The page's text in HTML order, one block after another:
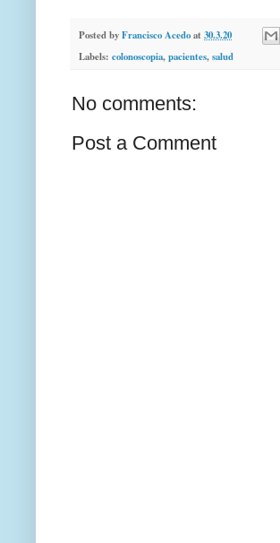
Posted byFrancisco Acedoat 30.3.20
Labels: colonoscopia,pacientes,salud
No comments:
Post a Comment